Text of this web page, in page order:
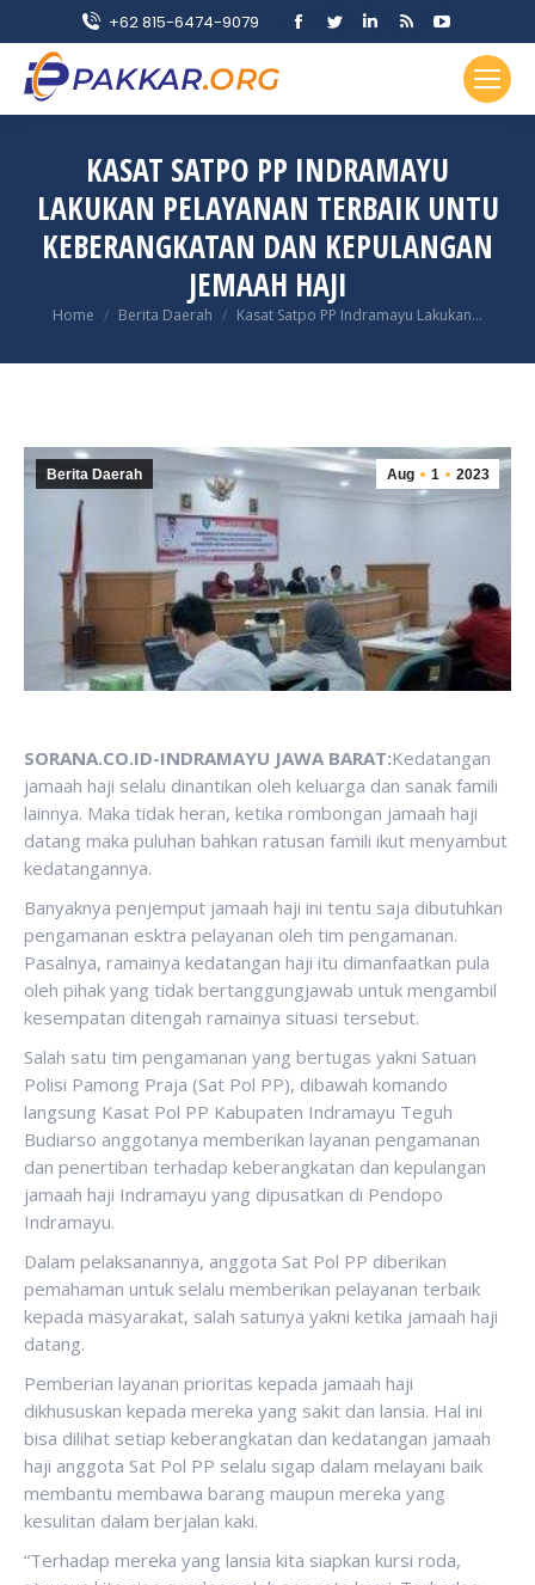
+62 815-6474-9079
Facebook
in
window
Twitter
in
window
Linkedin
in
window
Rss
opens
in
window
YouTube
page
opens
in
KASAT SATPO PP INDRAMAYU
LAKUKAN PELAYANAN TERBAIK UNTU
KEBERANGKATAN DAN KEPULANGAN
JEMAAH HAJI
You are here:
Home Berita Daerah Kasat Satpo PP Indramayu Lakukan…
Aug 1 2023
Berita Daerah
SORANA.CO.ID-INDRAMAYU JAWA BARAT:Kedatangan
jamaah haji selalu dinantikan oleh keluarga dan sanak famili
lainnya. Maka tidak heran, ketika rombongan jamaah haji
datang maka puluhan bahkan ratusan famili ikut menyambut
kedatangannya.
Banyaknya penjemput jamaah haji ini tentu saja dibutuhkan
pengamanan esktra pelayanan oleh tim pengamanan.
Pasalnya, ramainya kedatangan haji itu dimanfaatkan pula
oleh pihak yang tidak bertanggungjawab untuk mengambil
kesempatan ditengah ramainya situasi tersebut.
Salah satu tim pengamanan yang bertugas yakni Satuan
Polisi Pamong Praja (Sat Pol PP), dibawah komando
langsung Kasat Pol PP Kabupaten Indramayu Teguh
Budiarso anggotanya memberikan layanan pengamanan
dan penertiban terhadap keberangkatan dan kepulangan
jamaah haji Indramayu yang dipusatkan di Pendopo
Indramayu.
Dalam pelaksanannya, anggota Sat Pol PP diberikan
pemahaman untuk selalu memberikan pelayanan terbaik
kepada masyarakat, salah satunya yakni ketika jamaah haji
datang.
Pemberian layanan prioritas kepada jamaah haji
dikhususkan kepada mereka yang sakit dan lansia. Hal ini
bisa dilihat setiap keberangkatan dan kedatangan jamaah
haji anggota Sat Pol PP selalu sigap dalam melayani baik
membantu membawa barang maupun mereka yang
kesulitan dalam berjalan kaki.
“Terhadap mereka yang lansia kita siapkan kursi roda,